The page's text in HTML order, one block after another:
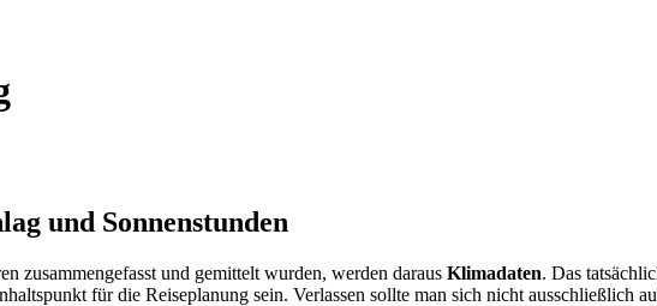
und Sonnenstunden
zusammengefasst und gemittelt wurden, werden daraus Klimadaten. Das
für die Reiseplanung sein. Verlassen sollte man sich nicht ausschließlich